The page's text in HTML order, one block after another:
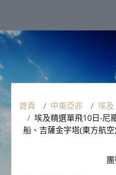
首頁 中東亞非
埃及
埃及精選單飛10日-尼
船、吉薩金字塔(東方航空)